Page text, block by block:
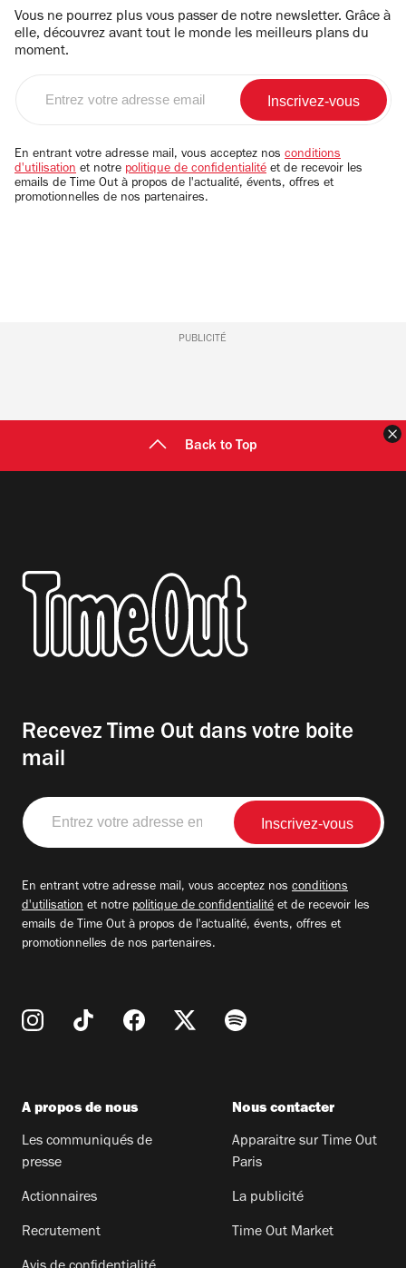
Vous ne pourrez plus vous passer de notre newsletter. Grâce à
elle, découvrez avant tout le monde les meilleurs plans du
moment.
email
En entrant votre adresse mail, vous acceptez nos conditions
d'utilisation et notre politique de confidentialité et de recevoir les
emails de Time Out à propos de l'actualité, évents, offres et
promotionnelles de nos partenaires.
PUBLICITÉ
Back to Top
Recevez Time Out dans votre boite
mail
Entrez
votre
adresse
En entrant votre adresse mail, vous acceptez nos conditions
d'utilisation et notre politique de confidentialité et de recevoir les
emails de Time Out à propos de l'actualité, évents, offres et
promotionnelles de nos partenaires.
A propos de nous
Les communiqués de
presse
Actionnaires
Recrutement
Nous contacter
Apparaitre sur Time Out
Paris
La publicité
Time Out Market